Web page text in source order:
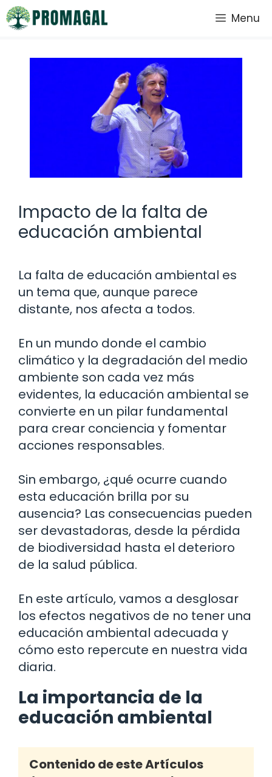
Saltar
al
Menu
Impacto de la falta de
educación ambiental
La falta de educación ambiental es
un tema que, aunque parece
distante, nos afecta a todos.
En un mundo donde el cambio
climático y la degradación del medio
ambiente son cada vez más
evidentes, la educación ambiental se
convierte en un pilar fundamental
para crear conciencia y fomentar
acciones responsables.
Sin embargo, ¿qué ocurre cuando
esta educación brilla por su
ausencia? Las consecuencias pueden
ser devastadoras, desde la pérdida
de biodiversidad hasta el deterioro
de la salud pública.
En este artículo, vamos a desglosar
los efectos negativos de no tener una
educación ambiental adecuada y
cómo esto repercute en nuestra vida
diaria.
La importancia de la
educación ambiental
Contenido de este Artículos